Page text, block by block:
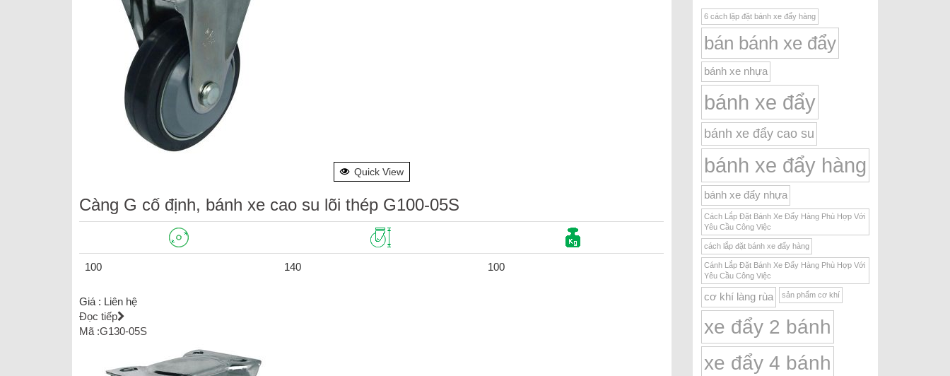
Quick View
Càng G cố định, bánh xe cao su lõi thép G100-05S
100 140 100
Giá : Liên hệ
Đọc tiếp
Mã :G130-05S
6 cách lặp đặt bánh xe đẩy hàng
bán bánh xe đẩy
bánh xe nhựa
bánh xe đẩy
bánh xe đẩy cao su
bánh xe đẩy hàng
bánh xe đẩy nhựa
Cách Lắp Đặt Bánh Xe Đẩy Hàng Phù Hợp Với
Yêu Cầu Công Việc
cách lắp đặt bánh xe đẩy hàng
Cánh Lắp Đặt Bánh Xe Đẩy Hàng Phù Hợp Với
Yêu Cầu Công Việc
cơ khí làng rùa sản phẩm cơ khí
xe đẩy 2 bánh
xe đẩy 4 bánh